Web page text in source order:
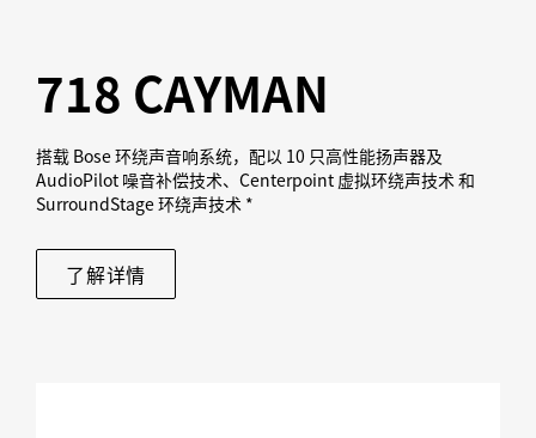
718 CAYMAN
搭载 Bose 环绕声音响系统，配以 10 只高性能扬声器及
AudioPilot 噪音补偿技术、Centerpoint 虚拟环绕声技术 和
SurroundStage 环绕声技术 *
了解详情